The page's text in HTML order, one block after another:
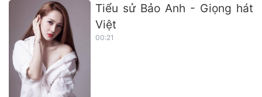
Tiểu sử Bảo Anh - Giọng hát
Việt
00:21